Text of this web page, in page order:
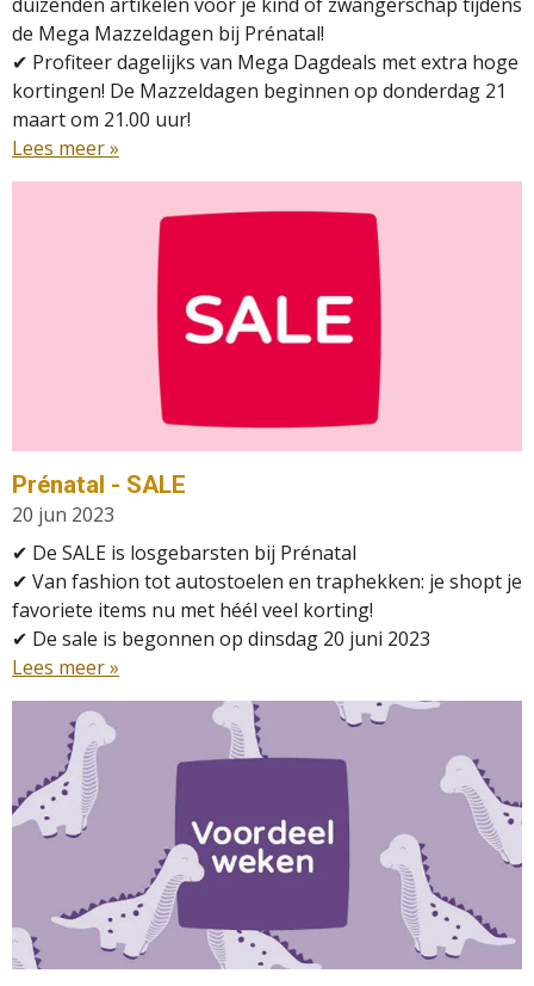
de Mega Mazzeldagen bij Prénatal!
✔ Profiteer dagelijks van Mega Dagdeals met extra hoge
kortingen! De Mazzeldagen beginnen op donderdag 21
maart om 21.00 uur!
Lees meer »
Prénatal - SALE
20 jun 2023
✔ De SALE is losgebarsten bij Prénatal
✔ Van fashion tot autostoelen en traphekken: je shopt je
favoriete items nu met héél veel korting!
✔ De sale is begonnen op dinsdag 20 juni 2023
Lees meer »